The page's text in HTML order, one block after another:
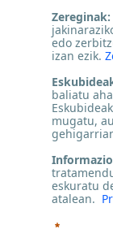
Zereginak:
edo
izan ezik.
baliatu
mugatu,
eskuratu
atalean.